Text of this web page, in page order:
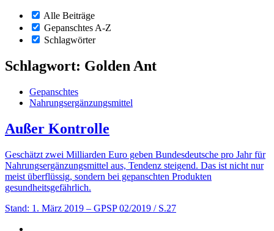
Alle Beiträge
Gepanschtes A-Z
Schlagwörter
Schlagwort: Golden Ant
Gepanschtes
Nahrungsergänzungsmittel
Außer Kontrolle
Geschätzt zwei Milliarden Euro geben Bundesdeutsche pro Jahr für
Nahrungsergänzungsmittel aus, Tendenz steigend. Das ist nicht nur
meist überflüssig, sondern bei gepanschten Produkten
gesundheitsgefährlich.
Stand: 1. März 2019 – GPSP 02/2019 / S.27